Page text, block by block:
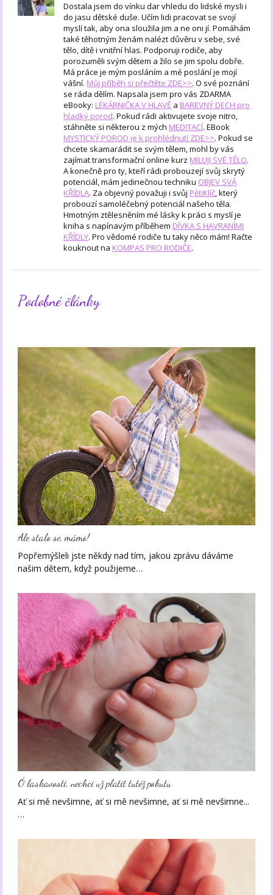
Dostala jsem do vínku dar vhledu do lidské mysli i
do jasu dětské duše. Učím lidi pracovat se svojí
myslí tak, aby ona sloužila jim a ne oni jí. Pomáhám
také těhotným ženám nalézt důvěru v sebe, své
tělo, dítě i vnitřní hlas. Podporuji rodiče, aby
porozuměli svým dětem a žilo se jim spolu dobře.
Má práce je mým posláním a mé poslání je mojí
vášní. Můj příběh si přečtěte ZDE>>. O své poznání
se ráda dělím. Napsala jsem pro vás ZDARMA
eBooky: LÉKÁRNIČKA V HLAVĚ a BAREVNÝ DECH pro
hladký porod. Pokud rádi aktivujete svoje nitro,
stáhněte si některou z mých MEDITACÍ. EBook
MYSTICKÝ POROD je k prohlédnutí ZDE>>. Pokud se
chcete skamarádit se svým tělem, mohl by vás
zajímat transformační online kurz MILUJI SVÉ TĚLO.
A konečně pro ty, kteří rádi probouzejí svůj skrytý
potenciál, mám jedinečnou techniku OBJEV SVÁ
KŘÍDLA. Za objevný považuji i svůj PětiKlíč, který
probouzí samoléčebný potenciál našeho těla.
Hmotným ztělesněním mé lásky k práci s myslí je
kniha s napínavým příběhem DÍVKA S HAVRANÍMI
KŘÍDLY. Pro vědomé rodiče tu taky něco mám! Račte
kouknout na KOMPAS PRO RODIČE.
Podobné články
Ale stalo se, mámo!
Popřemýšleli jste někdy nad tím, jakou zprávu dáváme
našim dětem, když použijeme…
Ó laskavosti, nechci už platit tutéž pokutu
Ať si mě nevšimne, ať si mě nevšimne, ať si mě nevšimne...
…